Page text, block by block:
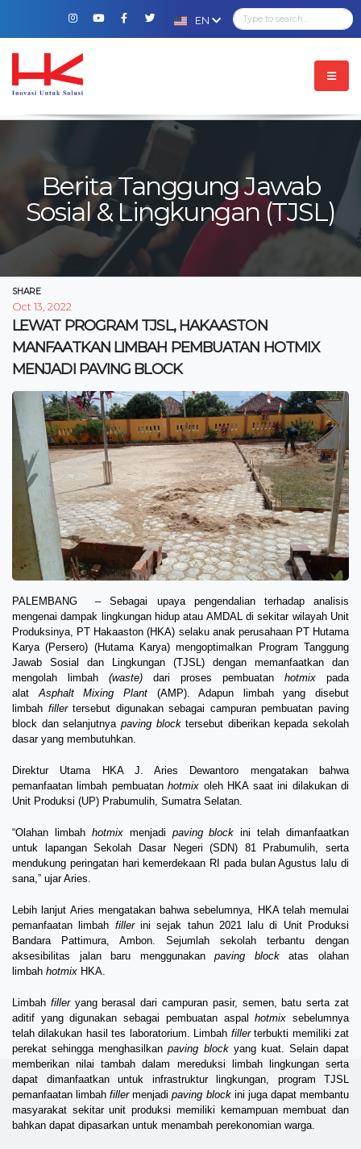
EN
Berita Tanggung Jawab
Sosial & Lingkungan (TJSL)
SHARE
Oct 13, 2022
LEWAT PROGRAM TJSL, HAKAASTON
MANFAATKAN LIMBAH PEMBUATAN HOTMIX
MENJADI PAVING BLOCK
PALEMBANG – Sebagai upaya pengendalian terhadap analisis
mengenai dampak lingkungan hidup atau AMDAL di sekitar wilayah Unit
Produksinya, PT Hakaaston (HKA) selaku anak perusahaan PT Hutama
Karya (Persero) (Hutama Karya) mengoptimalkan Program Tanggung
Jawab Sosial dan Lingkungan (TJSL) dengan memanfaatkan dan
mengolah limbah (waste) dari proses pembuatan hotmix pada
alatAsphalt Mixing Plant (AMP). Adapun limbah yang disebut
limbah fillertersebut digunakan sebagai campuran pembuatan paving
block dan selanjutnya paving blocktersebut diberikan kepada sekolah
dasar yang membutuhkan.
Direktur Utama HKA J. Aries Dewantoro mengatakan bahwa
pemanfaatan limbah pembuatanhotmix oleh HKA saat ini dilakukan di
Unit Produksi (UP) Prabumulih, Sumatra Selatan.
“Olahan limbah hotmixmenjadi paving block ini telah dimanfaatkan
untuk lapangan Sekolah Dasar Negeri (SDN) 81 Prabumulih, serta
mendukung peringatan hari kemerdekaan RI pada bulan Agustus lalu di
sana,” ujar Aries.
Lebih lanjut Aries mengatakan bahwa sebelumnya, HKA telah memulai
pemanfaatan limbah fillerini sejak tahun 2021 lalu di Unit Produksi
Bandara Pattimura, Ambon. Sejumlah sekolah terbantu dengan
aksesibilitas jalan baru menggunakanpaving blockatas olahan
limbah hotmix HKA.
Limbah filleryang berasal dari campuran pasir, semen, batu serta zat
aditif yang digunakan sebagai pembuatan aspalhotmix sebelumnya
telah dilakukan hasil tes laboratorium. Limbah fillerterbukti memiliki zat
perekat sehingga menghasilkanpaving blockyang kuat. Selain dapat
memberikan nilai tambah dalam mereduksi limbah lingkungan serta
dapat dimanfaatkan untuk infrastruktur lingkungan, program TJSL
pemanfaatan limbahfillermenjadipaving blockini juga dapat membantu
masyarakat sekitar unit produksi memiliki kemampuan membuat dan
bahkan dapat dipasarkan untuk menambah perekonomian warga.